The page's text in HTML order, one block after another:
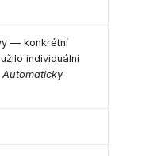
— konkrétní
individuální
Automaticky